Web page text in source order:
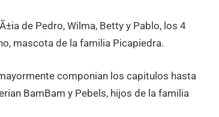
de Pedro, Wilma, Betty y Pablo, los 4
mascota de la familia Picapiedra.
componian los capitulos hasta
BamBam y Pebels, hijos de la familia